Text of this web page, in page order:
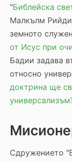
"Библейска
Малкълм
земното
от Исус при
Бадии задава
относно
доктрина ще
Сдружението